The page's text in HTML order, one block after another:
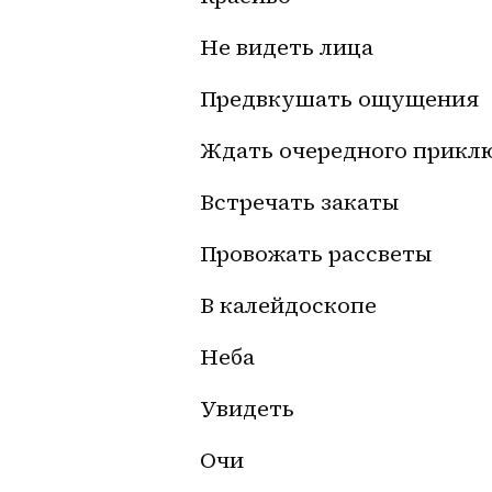
Не видеть лица
Предвкушать ощущения
Ждать очередного
Встречать закаты
Провожать рассветы
В калейдоскопе
Неба
Увидеть
Очи